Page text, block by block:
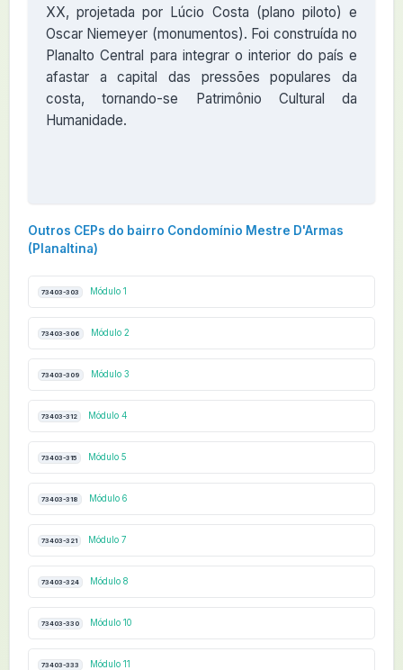
XX, projetada por Lúcio Costa (plano piloto) e
Oscar Niemeyer (monumentos). Foi construída no
Planalto Central para integrar o interior do país e
afastar a capital das pressões populares da
costa, tornando-se Patrimônio Cultural da
Humanidade.
Outros CEPs do bairro Condomínio Mestre D'Armas
(Planaltina)
73403-303 Módulo 1
73403-306 Módulo 2
73403-309 Módulo 3
73403-312 Módulo 4
73403-315 Módulo 5
73403-318 Módulo 6
73403-321 Módulo 7
73403-324 Módulo 8
73403-330 Módulo 10
73403-333 Módulo 11